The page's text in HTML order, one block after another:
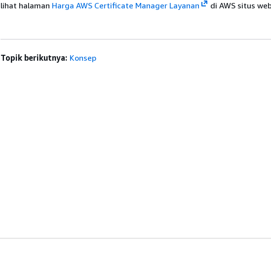
lihat halaman Harga AWS Certificate Manager Layanan di AWS situs
Topik berikutnya: Konsep